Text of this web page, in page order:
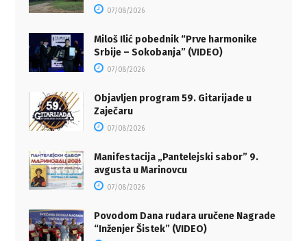
07/08/2026
Miloš Ilić pobednik “Prve harmonike
Srbije – Sokobanja” (VIDEO)
07/08/2026
Objavljen program 59. Gitarijade u
Zaječaru
07/08/2026
Manifestacija „Pantelejski sabor” 9.
avgusta u Marinovcu
07/08/2026
Povodom Dana rudara uručene Nagrade
“Inženjer Šistek” (VIDEO)